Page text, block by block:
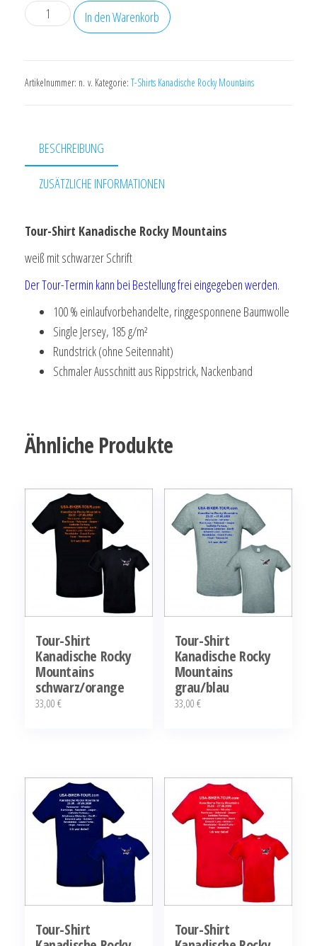
Tour-
Shirt
Mountains
In den Warenkorb
Artikelnummer: n. v. Kategorie: T-Shirts Kanadische Rocky Mountains
BESCHREIBUNG
ZUSÄTZLICHE INFORMATIONEN
Tour-Shirt Kanadische Rocky Mountains
weiß mit schwarzer Schrift
Der Tour-Termin kann bei Bestellung frei eingegeben werden.
100 % einlaufvorbehandelte, ringgesponnene Baumwolle
Single Jersey, 185 g/m²
Rundstrick (ohne Seitennaht)
Schmaler Ausschnitt aus Rippstrick, Nackenband
Ähnliche Produkte
Tour-Shirt
Kanadische Rocky
Mountains
schwarz/orange
33,00€
mehrere
Varianten
auf.
Optionen
auf
der
Tour-Shirt
Kanadische Rocky
Mountains
grau/blau
33,00€
mehrere
Varianten
auf.
Optionen
auf
der
Tour-Shirt
Tour-Shirt